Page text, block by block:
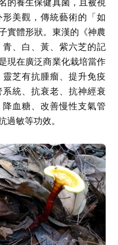
美觀，傳統藝術的「如
實體形狀。東漢的《神農
、白、黃、紫六芝的記
現在廣泛商業化栽培當作
芝有抗腫瘤、提升免疫
統、抗衰老、抗神經衰
血糖、改善慢性支氣管
過敏等功效。